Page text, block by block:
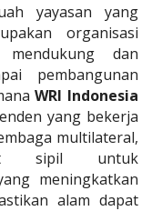
yayasan yang
organisasi
dan
pembangunan
WRI Indonesia
yang bekerja
multilateral,
sipil untuk
meningkatkan
alam dapat